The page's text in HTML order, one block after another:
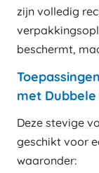
zijn volledig
beschermt,
met
Deze stevige
geschikt voor
waaronder: